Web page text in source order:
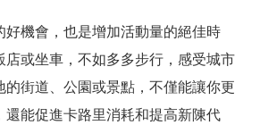
好機會，也是增加活動量的絕佳時
店或坐車，不如多多步行，感受城市
的街道、公園或景點，不僅能讓你更
還能促進卡路里消耗和提高新陳代